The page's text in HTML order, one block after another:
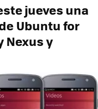
jueves una
Ubuntu for
Nexus y